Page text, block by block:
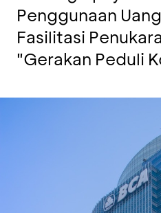
Penggunaan
Fasilitasi
"Gerakan Peduli